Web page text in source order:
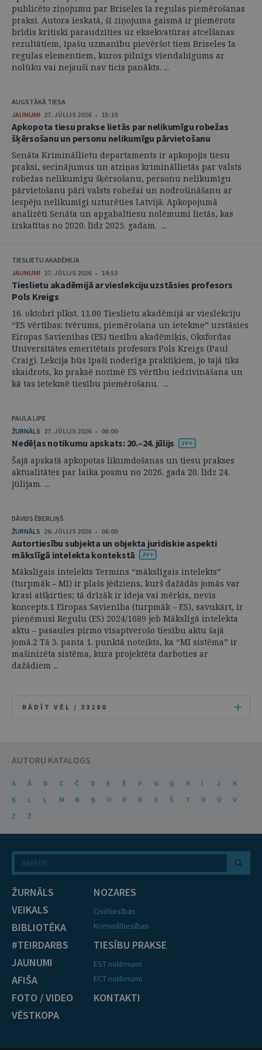
publicēto ziņojumu par Briseles Ia regulas piemērošanas
praksi. Autora ieskatā, šī ziņojuma gaismā ir piemērots
brīdis kritiski paraudzīties uz eksekvatūras atcelšanas
rezultātiem, īpašu uzmanību pievēršot tiem Briseles Ia
regulas elementiem, kuros pilnīgs viendabīgums ar
nolūku vai nejauši nav ticis panākts. ...
AUGSTĀKĀ TIESA
JAUNUMI 27. JŪLIJS 2026 • 15:10
Apkopota tiesu prakse lietās par nelikumīgu robežas
šķērsošanu un personu nelikumīgu pārvietošanu
Senāta Krimināllietu departaments ir apkopojis tiesu
praksi, secinājumus un atziņas krimināllietās par valsts
robežas nelikumīgu šķērsošanu, personu nelikumīgu
pārvietošanu pāri valsts robežai un nodrošināšanu ar
iespēju nelikumīgi uzturēties Latvijā. Apkopojumā
analizēti Senāta un apgabaltiesu nolēmumi lietās, kas
izskatītas no 2020. līdz 2025. gadam. ...
TIESLIETU AKADĒMIJA
JAUNUMI 27. JŪLIJS 2026 • 14:53
Tieslietu akadēmijā ar vieslekciju uzstāsies profesors
Pols Kreigs
16. oktobrī plkst. 11.00 Tieslietu akadēmijā ar vieslekciju
“ES vērtības: tvērums, piemērošana un ietekme” uzstāsies
Eiropas Savienības (ES) tiesību akadēmiķis, Oksfordas
Universitātes emeritētais profesors Pols Kreigs (Paul
Craig). Lekcija būs īpaši noderīga praktiķiem, jo tajā tiks
skaidrots, ko praksē nozīmē ES vērtību iedzīvināšana un
kā tas ietekmē tiesību piemērošanu. ...
PAULA LIPE
ŽURNĀLS 27. JŪLIJS 2026 • 08:00
Nedēļas notikumu apskats: 20.–24. jūlijs
Šajā apskatā apkopotas likumdošanas un tiesu prakses
aktualitātes par laika posmu no 2026. gada 20. līdz 24.
jūlijam. ...
DĀVIDS ĒBERLIŅŠ
ŽURNĀLS 26. JŪLIJS 2026 • 08:00
Autortiesību subjekta un objekta juridiskie aspekti
mākslīgā intelekta kontekstā
Mākslīgais intelekts Termins “mākslīgais intelekts”
(turpmāk – MI) ir plašs jēdziens, kurš dažādās jomās var
krasi atšķirties; tā drīzāk ir ideja vai mērķis, nevis
koncepts.1 Eiropas Savienība (turpmāk – ES), savukārt, ir
pieņēmusi Regulu (ES) 2024/1689 jeb Mākslīgā intelekta
aktu – pasaules pirmo visaptverošo tiesību aktu šajā
jomā.2 Tā 3. panta 1. punktā noteikts, ka “MI sistēma” ir
mašinizēta sistēma, kura projektēta darboties ar
dažādiem ...
RĀDĪT VĒL / 33280
AUTORU KATALOGS
A Ā B C Č D E Ē F G Ģ H I J
K
Ķ
L Ļ M N Ņ O P R S Š T U Ū
V
Z
Ž
ŽURNĀLS
VEIKALS
BIBLIOTĒKA
#TEIRDARBS
JAUNUMI
AFIŠA
FOTO / VIDEO
VĒSTKOPA
NOZARES
Civiltiesības
Krimināltiesības
TIESĪBU PRAKSE
EST nolēmumi
ECT nolēmumi
KONTAKTI